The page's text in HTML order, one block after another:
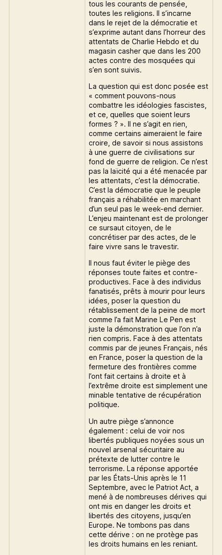
tous les courants de pensée,
toutes les religions. Il s’incarne
dans le rejet de la démocratie et
s’exprime autant dans l’horreur des
attentats de Charlie Hebdo et du
magasin casher que dans les 200
actes contre des mosquées qui
s’en sont suivis.
La question qui est donc posée est
« comment pouvons-nous
combattre les idéologies fascistes,
et ce, quelles que soient leurs
formes ? ». Il ne s’agit en rien,
comme certains aimeraient le faire
croire, de savoir si nous assistons
à une guerre de civilisations sur
fond de guerre de religion. Ce n’est
pas la laïcité qui a été menacée par
les attentats, c’est la démocratie.
C’est la démocratie que le peuple
français a réhabilitée en marchant
d’un seul pas le week-end dernier.
L’enjeu maintenant est de prolonger
ce sursaut citoyen, de le
concrétiser par des actes, de le
faire vivre sans le travestir.
Il nous faut éviter le piège des
réponses toute faites et contre-
productives. Face à des individus
fanatisés, prêts à mourir pour leurs
idées, poser la question du
rétablissement de la peine de mort
comme l’a fait Marine Le Pen est
juste la démonstration que l’on n’a
rien compris. Face à des attentats
commis par de jeunes Français, nés
en France, poser la question de la
fermeture des frontières comme
l’ont fait certains à droite et à
l’extrême droite est simplement une
minable tentative de récupération
politique.
Un autre piège s’annonce
également : celui de voir nos
libertés publiques noyées sous un
nouvel arsenal sécuritaire au
prétexte de lutter contre le
terrorisme. La réponse apportée
par les États-Unis après le 11
Septembre, avec le Patriot Act, a
mené à de nombreuses dérives qui
ont mis en danger les droits et
libertés des citoyens, jusqu’en
Europe. Ne tombons pas dans
cette dérive : on ne protège pas
les droits humains en les reniant.